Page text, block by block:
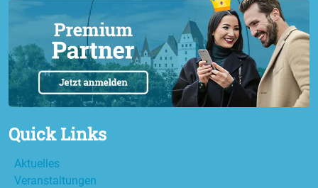
Quick Links
Aktuelles
Veranstaltungen